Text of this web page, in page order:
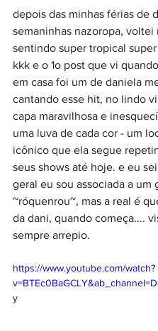
depois das minhas férias de
semaninhas nazoropa, voltei
sentindo super tropical
kkk e o 1o post que vi
em casa foi um de daniela
cantando esse hit, no lindo
capa maravilhosa e
uma luva de cada cor - um
icônico que ela segue
seus shows até hoje. e eu
geral eu sou associada a um
~róquenrou~, mas a real é
da dani, quando começa....
sempre arrepio.
https://www.youtube.com/watch?
y